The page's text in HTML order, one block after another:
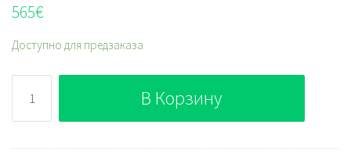
565€
Доступно для предзаказа
РЕМКОМПЛЕКТ
ПРОТОЧНОЙ
ЧАСТИ
В Корзину